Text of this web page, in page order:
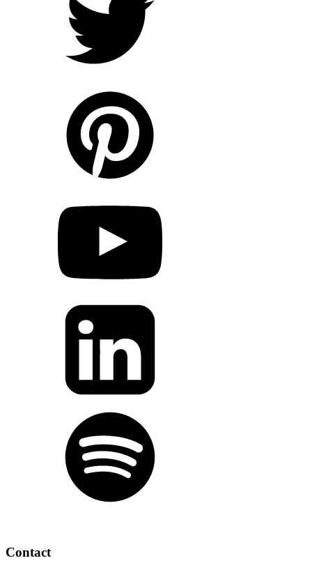
Contact